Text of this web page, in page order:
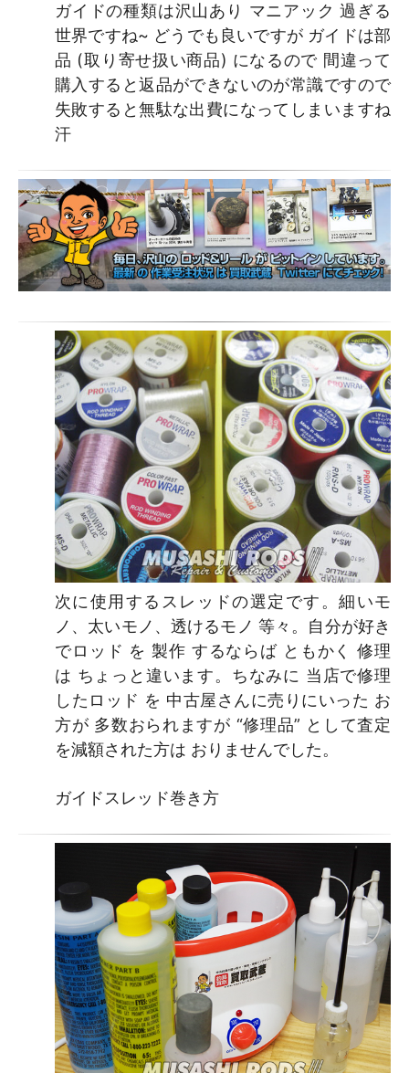
ガイドの種類は沢山あり マニアック 過ぎる
世界ですね~ どうでも良いですが ガイドは部
品 (取り寄せ扱い商品) になるので 間違って
購入すると返品ができないのが常識ですので
失敗すると無駄な出費になってしまいますね
汗
次に使用するスレッドの選定です。細いモ
ノ、太いモノ、透けるモノ 等々。自分が好き
でロッド を 製作 するならば ともかく 修理
は ちょっと違います。ちなみに 当店で修理
したロッド を 中古屋さんに売りにいった お
方が 多数おられますが “修理品” として査定
を減額された方は おりませんでした。
ガイドスレッド巻き方